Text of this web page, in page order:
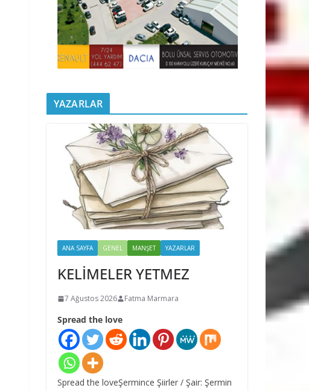
YAZARLAR
ANA SAYFA GENEL MANŞET YAZARLAR
KELİMELER YETMEZ
7 Ağustos 2026 Fatma Marmara
Spread the love
Spread the loveŞermince Şiirler / Şair: Şermin